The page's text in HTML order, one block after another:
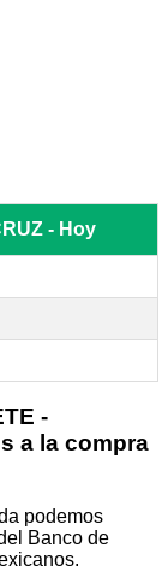
- Hoy
-
a la compra
podemos
Banco de